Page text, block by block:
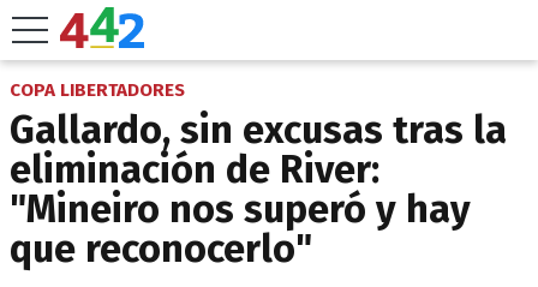
COPA LIBERTADORES
Gallardo, sin excusas tras la
eliminación de River:
"Mineiro nos superó y hay
que reconocerlo"